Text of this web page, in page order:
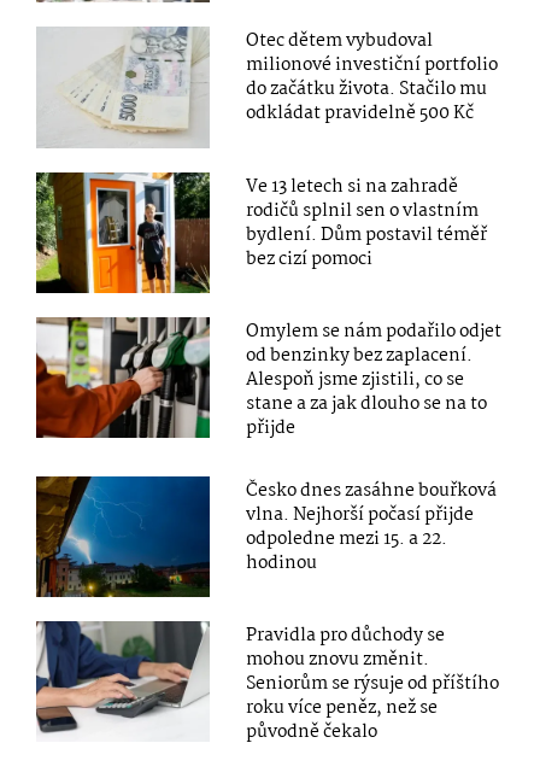
Otec dětem vybudoval
milionové investiční portfolio
do začátku života. Stačilo mu
odkládat pravidelně 500 Kč
Ve 13 letech si na zahradě
rodičů splnil sen o vlastním
bydlení. Dům postavil téměř
bez cizí pomoci
Omylem se nám podařilo odjet
od benzinky bez zaplacení.
Alespoň jsme zjistili, co se
stane a za jak dlouho se na to
přijde
Česko dnes zasáhne bouřková
vlna. Nejhorší počasí přijde
odpoledne mezi 15. a 22.
hodinou
Pravidla pro důchody se
mohou znovu změnit.
Seniorům se rýsuje od příštího
roku více peněz, než se
původně čekalo